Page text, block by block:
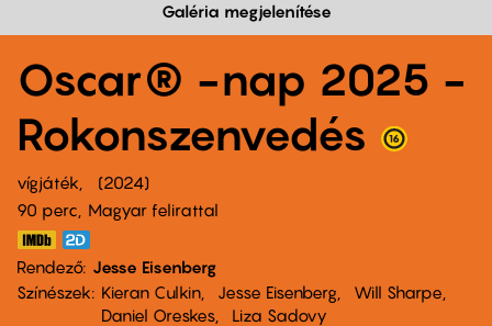
Galéria megjelenítése
Oscar® -nap 2025 -
Rokonszenvedés
vígjáték
2024
90 perc,
Magyar felirattal
Rendező Jesse Eisenberg
Színészek
Kieran Culkin Jesse Eisenberg
Will Sharpe
Daniel Oreskes
Liza Sadovy